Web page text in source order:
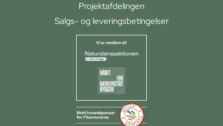
Projektafdelingen
Salgs- og leveringsbetingelser